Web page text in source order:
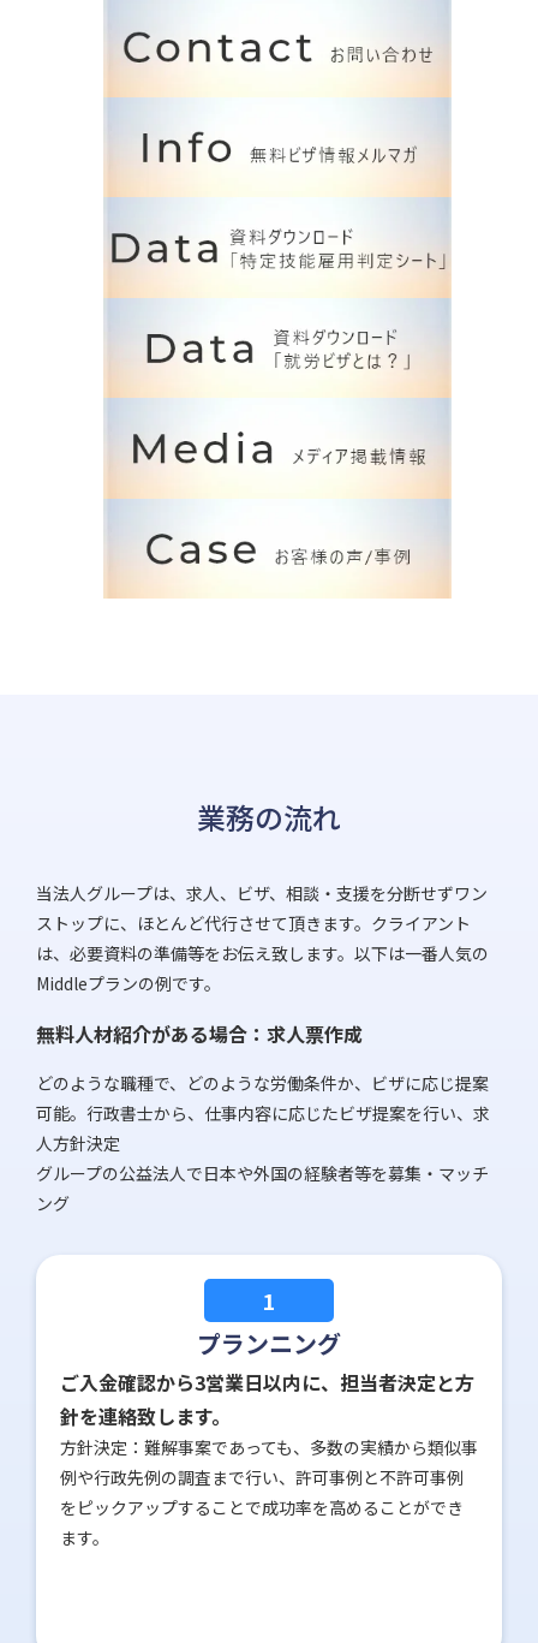
業務の流れ
当法人グループは、求人、ビザ、相談・支援を分断せずワン
ストップに、ほとんど代行させて頂きます。クライアント
は、必要資料の準備等をお伝え致します。以下は一番人気の
Middleプランの例です。
無料人材紹介がある場合：求人票作成
どのような職種で、どのような労働条件か、ビザに応じ提案
可能。行政書士から、仕事内容に応じたビザ提案を行い、求
人方針決定
グループの公益法人で日本や外国の経験者等を募集・マッチ
ング
1
プランニング
ご入金確認から3営業日以内に、担当者決定と方
針を連絡致します。
方針決定：難解事案であっても、多数の実績から類似事
例や行政先例の調査まで行い、許可事例と不許可事例
をピックアップすることで成功率を高めることができ
ます。